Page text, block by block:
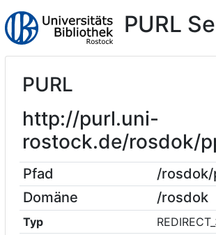
PURL
PURL
http://purl.uni-
rostock.de/rosdok/
Pfad
/
Domäne
/rosdok
Typ